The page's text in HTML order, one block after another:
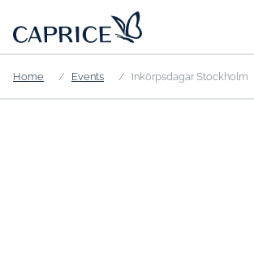
Home Events Inkörpsdagar Stockholm